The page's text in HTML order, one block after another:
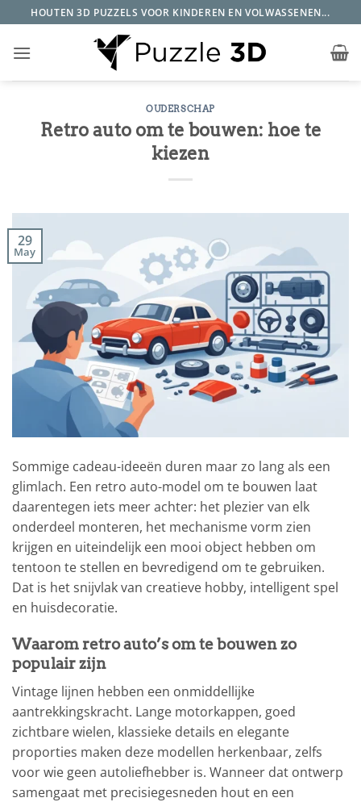
naar
inhoud
HOUTEN 3D PUZZELS VOOR KINDEREN EN VOLWASSENEN...
OUDERSCHAP
Retro auto om te bouwen: hoe te
kiezen
29
May
Sommige cadeau-ideeën duren maar zo lang als een
glimlach. Een retro auto-model om te bouwen laat
daarentegen iets meer achter: het plezier van elk
onderdeel monteren, het mechanisme vorm zien
krijgen en uiteindelijk een mooi object hebben om
tentoon te stellen en bevredigend om te gebruiken.
Dat is het snijvlak van creatieve hobby, intelligent spel
en huisdecoratie.
Waarom retro auto’s om te bouwen zo
populair zijn
Vintage lijnen hebben een onmiddellijke
aantrekkingskracht. Lange motorkappen, goed
zichtbare wielen, klassieke details en elegante
proporties maken deze modellen herkenbaar, zelfs
voor wie geen autoliefhebber is. Wanneer dat ontwerp
samengaat met precisiegesneden hout en een